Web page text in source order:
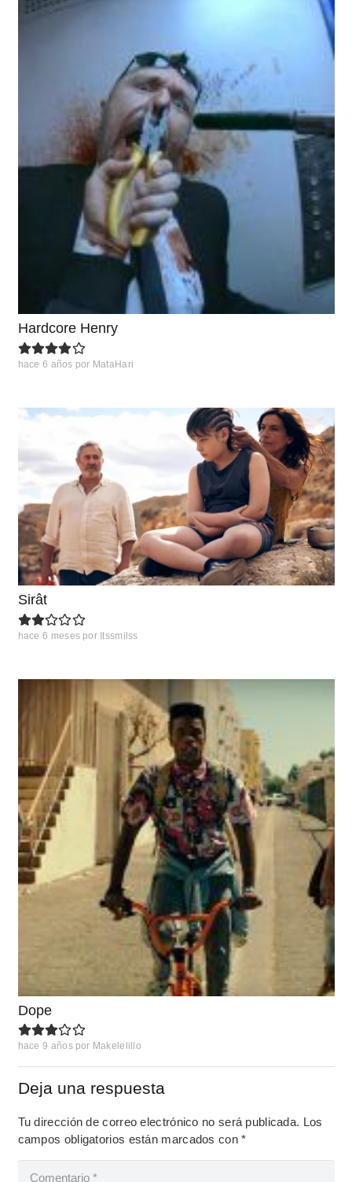
Hardcore Henry
hace 6 años por MataHari
Sirât
hace 6 meses por Itssmilss
Dope
hace 9 años por Makelelillo
Deja una respuesta
Tu dirección de correo electrónico no será publicada. Los
campos obligatorios están marcados con*